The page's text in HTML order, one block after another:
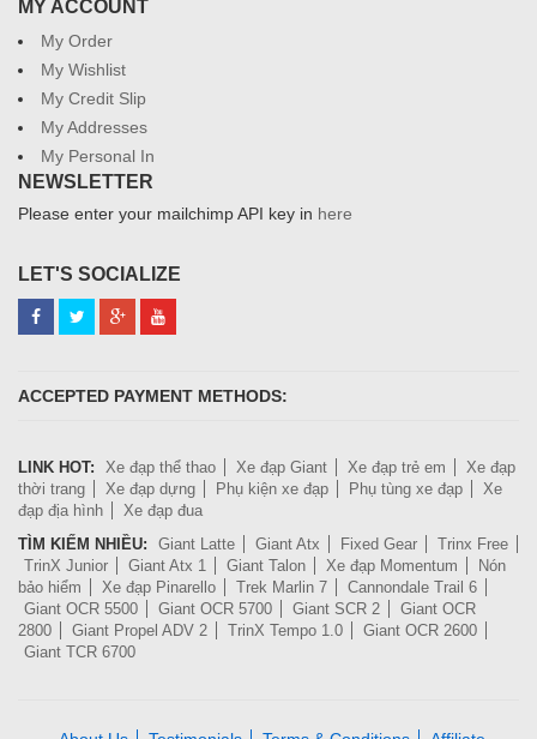
MY ACCOUNT
My Order
My Wishlist
My Credit Slip
My Addresses
My Personal In
NEWSLETTER
Please enter your mailchimp API key in here
LET'S SOCIALIZE
ACCEPTED PAYMENT METHODS:
LINK HOT: Xe đạp thể thao Xe đạp Giant Xe đạp trẻ em
Xe đạp
thời trang
Xe đạp dựng Phụ kiện xe đạp Phụ tùng xe đạp
Xe
đạp địa hình
Xe đạp đua
TÌM KIẾM NHIỀU:
Giant Latte Giant Atx Fixed Gear
Trinx Free
TrinX Junior
Giant Atx 1 Giant Talon Xe đạp Momentum
Nón
bảo hiểm
Xe đạp Pinarello Trek Marlin 7
Cannondale Trail 6
Giant OCR 5500
Giant OCR 5700 Giant SCR 2
Giant OCR
2800
Giant Propel ADV 2 TrinX Tempo 1.0
Giant OCR 2600
Giant TCR 6700